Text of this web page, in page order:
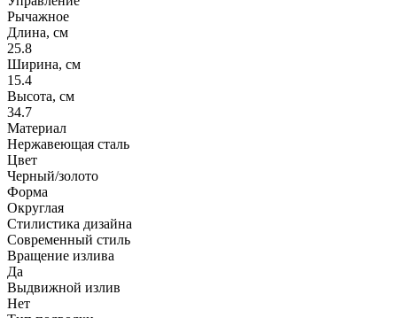
Рычажное
Длина, см
25.8
Ширина, см
15.4
Высота, см
34.7
Материал
Нержавеющая сталь
Цвет
Черный/золото
Форма
Округлая
Стилистика дизайна
Современный стиль
Вращение излива
Да
Выдвижной излив
Нет